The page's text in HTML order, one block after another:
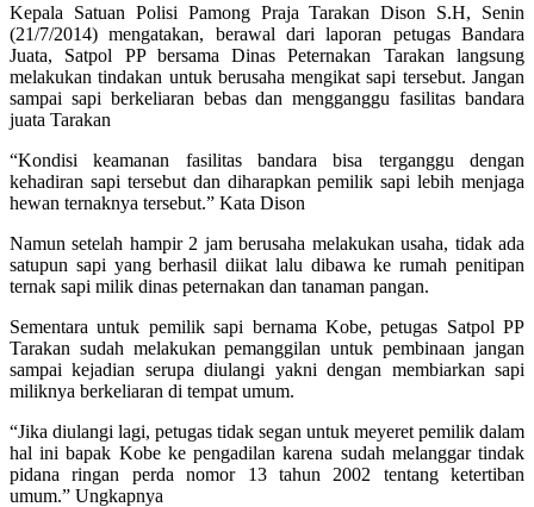
Kepala Satuan Polisi Pamong Praja Tarakan Dison S.H, Senin
(21/7/2014) mengatakan, berawal dari laporan petugas Bandara
Juata, Satpol PP bersama Dinas Peternakan Tarakan langsung
melakukan tindakan untuk berusaha mengikat sapi tersebut. Jangan
sampai sapi berkeliaran bebas dan mengganggu fasilitas bandara
juata Tarakan
“Kondisi keamanan fasilitas bandara bisa terganggu dengan
kehadiran sapi tersebut dan diharapkan pemilik sapi lebih menjaga
hewan ternaknya tersebut.” Kata Dison
Namun setelah hampir 2 jam berusaha melakukan usaha, tidak ada
satupun sapi yang berhasil diikat lalu dibawa ke rumah penitipan
ternak sapi milik dinas peternakan dan tanaman pangan.
Sementara untuk pemilik sapi bernama Kobe, petugas Satpol PP
Tarakan sudah melakukan pemanggilan untuk pembinaan jangan
sampai kejadian serupa diulangi yakni dengan membiarkan sapi
miliknya berkeliaran di tempat umum.
“Jika diulangi lagi, petugas tidak segan untuk meyeret pemilik dalam
hal ini bapak Kobe ke pengadilan karena sudah melanggar tindak
pidana ringan perda nomor 13 tahun 2002 tentang ketertiban
umum.” Ungkapnya